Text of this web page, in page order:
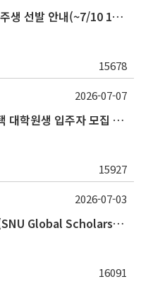
2026-2학기 신격호 롯데장학관 입주생 선발 안내(~7/10 10:00)
15678
2026학년도 2학기 시흥캠퍼스 주택 대학원생 입주자 모집 안내
15927
2026-07-07
2026-2학기 글로벌초우수 장학금(SNU Global Scholarship, GS) 신청 안내(~7/12 23:00)
16091
2026-07-03